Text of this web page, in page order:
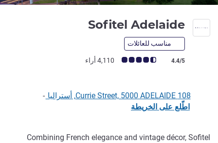
Sofitel Adelaide
مناسب للعائلات
ملاحظة أراء العملاء (رأي ALL)
4.4/5 4,110 أراء
108 Currie Street, 5000 ADELAIDE, أستراليا
-
اطّلع على الخريطة
Combining French elegance and vintage décor, Sofitel